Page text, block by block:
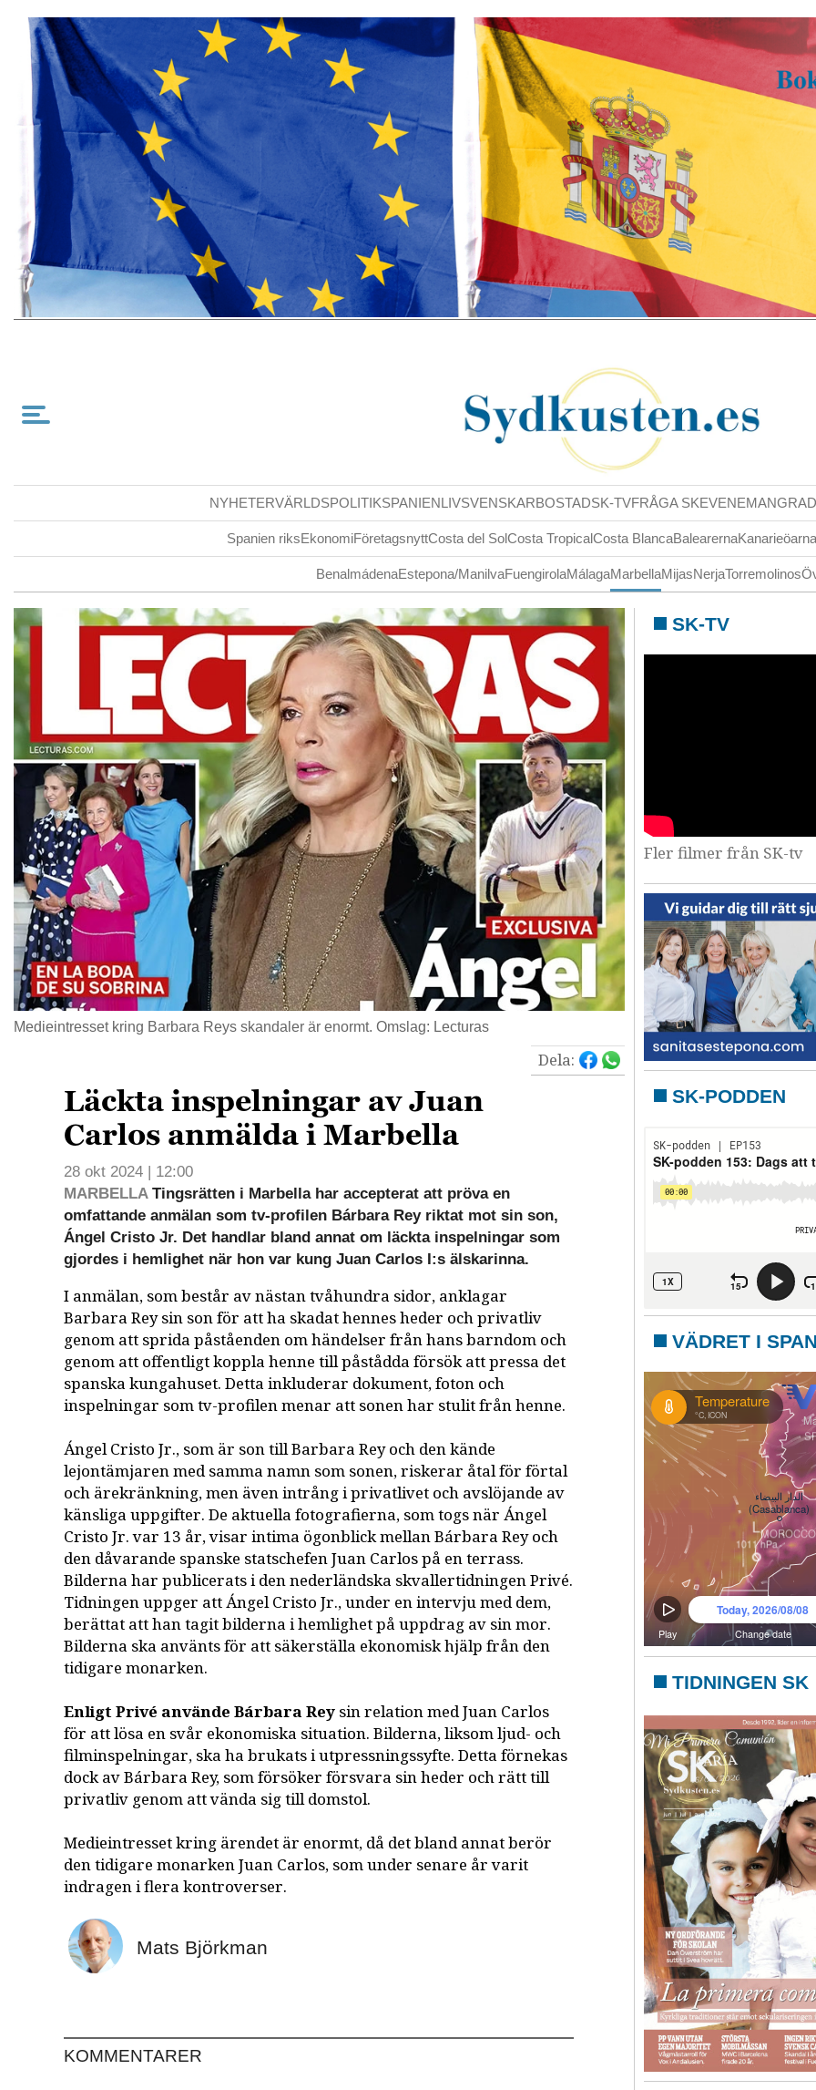
NYHETERVÄRLDSPOLITIKSPANIENLIVSVENSKARBOSTADSK-TVFRÅGA SKEVENEMANG
Spanien riksEkonomiFöretagsnyttCosta del SolCosta TropicalCosta BlancaBalearerna
BenalmádenaEstepona/ManilvaFuengirolaMálagaMarbellaMijasNerjaTorremolinos
Medieintresset kring Barbara Reys skandaler är enormt. Omslag: Lecturas
Dela:
Läckta inspelningar av Juan
Carlos anmälda i Marbella
28 okt 2024 | 12:00
MARBELLATingsrätten i Marbella har accepterat att pröva en
omfattande anmälan som tv-profilen Bárbara Rey riktat mot sin son,
Ángel Cristo Jr. Det handlar bland annat om läckta inspelningar som
gjordes i hemlighet när hon var kung Juan Carlos I:s älskarinna.
I anmälan, som består av nästan tvåhundra sidor, anklagar
Barbara Rey sin son för att ha skadat hennes heder och privatliv
genom att sprida påståenden om händelser från hans barndom och
genom att offentligt koppla henne till påstådda försök att pressa det
spanska kungahuset. Detta inkluderar dokument, foton och
inspelningar som tv-profilen menar att sonen har stulit från henne.
Ángel Cristo Jr., som är son till Barbara Rey och den kände
lejontämjaren med samma namn som sonen, riskerar åtal för förtal
och ärekränkning, men även intrång i privatlivet och avslöjande av
känsliga uppgifter. De aktuella fotografierna, som togs när Ángel
Cristo Jr. var 13 år, visar intima ögonblick mellan Bárbara Rey och
den dåvarande spanske statschefen Juan Carlos på en terrass.
Bilderna har publicerats i den nederländska skvallertidningen Privé.
Tidningen uppger att Ángel Cristo Jr., under en intervju med dem,
berättat att han tagit bilderna i hemlighet på uppdrag av sin mor.
Bilderna ska använts för att säkerställa ekonomisk hjälp från den
tidigare monarken.
Enligt Privé använde Bárbara Rey sin relation med Juan Carlos
för att lösa en svår ekonomiska situation. Bilderna, liksom ljud- och
filminspelningar, ska ha brukats i utpressningssyfte. Detta förnekas
dock av Bárbara Rey, som försöker försvara sin heder och rätt till
privatliv genom att vända sig till domstol.
Medieintresset kring ärendet är enormt, då det bland annat berör
den tidigare monarken Juan Carlos, som under senare år varit
indragen i flera kontroverser.
Mats Björkman
KOMMENTARER
SK-TV
Fler filmer från SK-tv
SK-PODDEN
VÄDRET I
TIDNINGEN SK